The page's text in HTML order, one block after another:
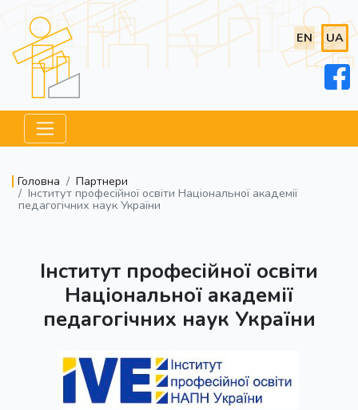
EN UA
Головна Партнери
Інститут професійної освіти Національної академії
педагогічних наук України
Інститут професійної освіти
Національної академії
педагогічних наук України